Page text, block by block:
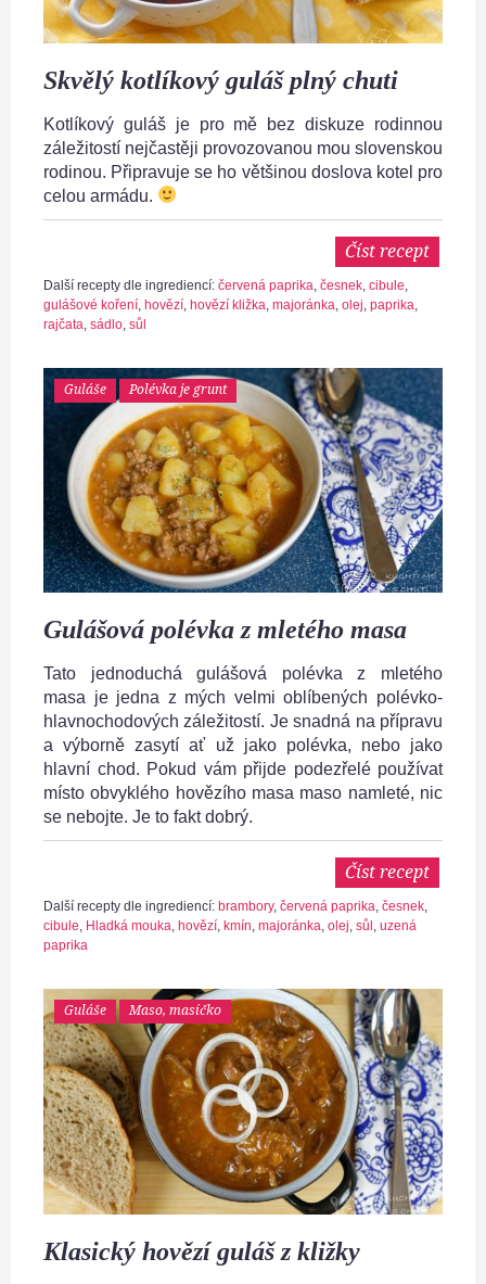
Skvělý kotlíkový guláš plný chuti
Kotlíkový guláš je pro mě bez diskuze rodinnou
záležitostí nejčastěji provozovanou mou slovenskou
rodinou. Připravuje se ho většinou doslova kotel pro
celou armádu.
Číst recept
Další recepty dle ingrediencí: červená paprika, česnek, cibule,
gulášové koření, hovězí, hovězí kližka, majoránka, olej, paprika,
rajčata, sádlo, sůl
Guláše Polévka je grunt
Gulášová polévka z mletého masa
Tato jednoduchá gulášová polévka z mletého
masa je jedna z mých velmi oblíbených polévko-
hlavnochodových záležitostí. Je snadná na přípravu
a výborně zasytí ať už jako polévka, nebo jako
hlavní chod. Pokud vám přijde podezřelé používat
místo obvyklého hovězího masa maso namleté, nic
se nebojte. Je to fakt dobrý.
Číst recept
Další recepty dle ingrediencí: brambory, červená paprika, česnek,
cibule, Hladká mouka, hovězí, kmín, majoránka, olej, sůl , uzená
paprika
Guláše Maso, masíčko
Klasický hovězí guláš z kližky